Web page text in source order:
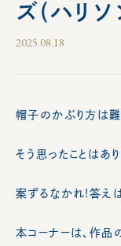
ズ(ハリソ
2025.08.18
帽子のかぶり方は難
そう思ったことはあ
案ずるなかれ!答え
本コーナーは、作品